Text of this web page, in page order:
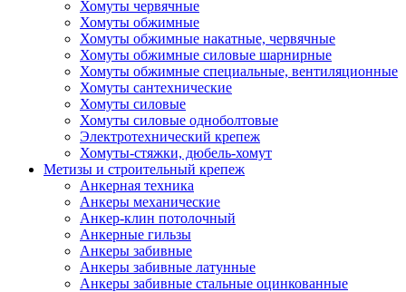
Хомуты червячные
Хомуты обжимные
Хомуты обжимные накатные, червячные
Хомуты обжимные силовые шарнирные
Хомуты обжимные специальные, вентиляционные
Хомуты сантехнические
Хомуты силовые
Хомуты силовые одноболтовые
Электротехнический крепеж
Хомуты-стяжки, дюбель-хомут
Метизы и строительный крепеж
Анкерная техника
Анкеры механические
Анкер-клин потолочный
Анкерные гильзы
Анкеры забивные
Анкеры забивные латунные
Анкеры забивные стальные оцинкованные